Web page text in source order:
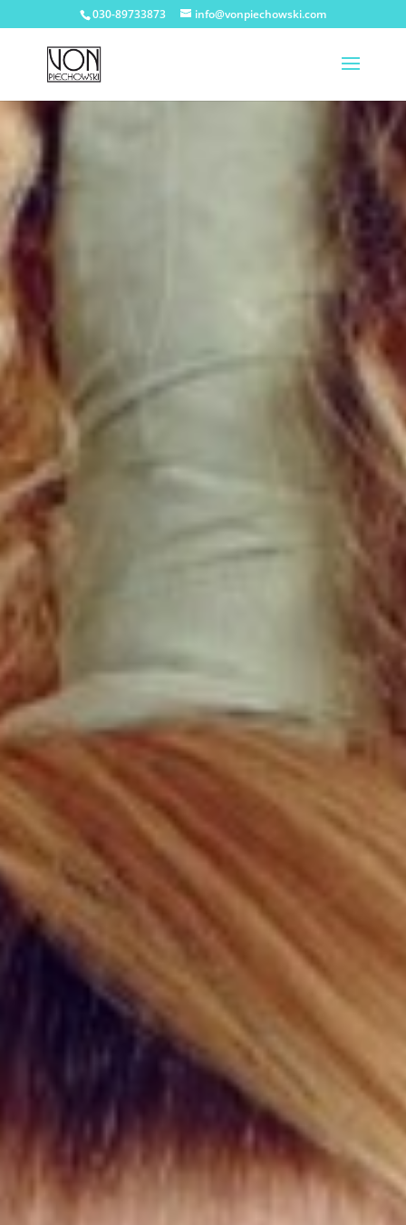
030-89733873 info@vonpiechowski.com